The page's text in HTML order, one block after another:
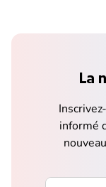
La
informé